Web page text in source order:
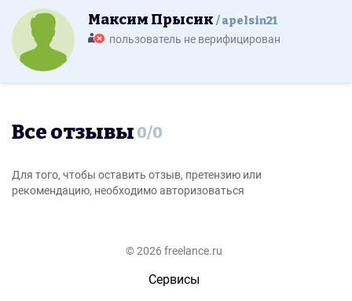
Максим Прысик apelsin21
пользователь не верифицирован
Все отзывы 0/0
Для того, чтобы оставить отзыв, претензию или
рекомендацию, необходимо авторизоваться
© 2026 freelance.ru
Сервисы